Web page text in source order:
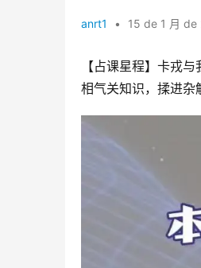
anrt1 • 15 de 1 月
【占课星‬程】卡戎
相气‬关知识，揉进杂‬